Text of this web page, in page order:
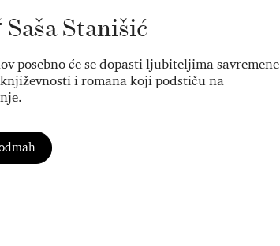
Saša Stanišić
posebno će se dopasti ljubiteljima savremene
i romana koji podstiču na